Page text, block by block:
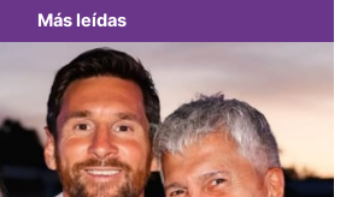
Más leídas